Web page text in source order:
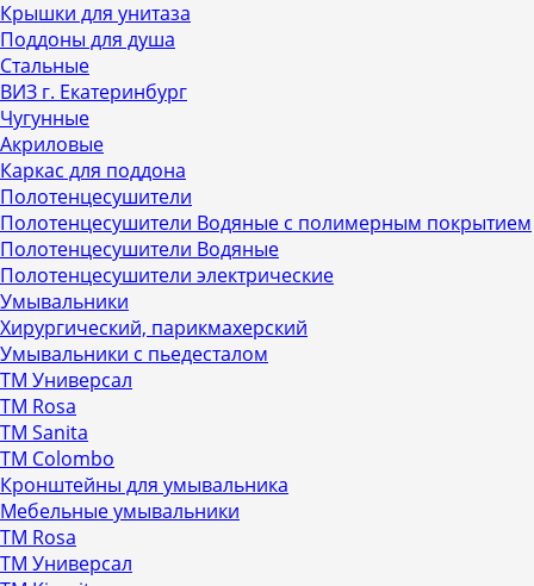
Крышки для унитаза
Поддоны для душа
Стальные
ВИЗ г. Екатеринбург
Чугунные
Акриловые
Каркас для поддона
Полотенцесушители
Полотенцесушители Водяные с полимерным покрытием
Полотенцесушители Водяные
Полотенцесушители электрические
Умывальники
Хирургический, парикмахерский
Умывальники с пьедесталом
ТМ Универсал
ТМ Rosa
ТМ Sanita
ТМ Colombo
Кронштейны для умывальника
Мебельные умывальники
ТМ Rosa
ТМ Универсал